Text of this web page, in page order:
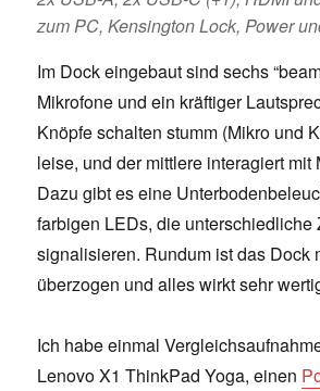
zum PC, Kensington Lock, Power
Im Dock eingebaut sind sechs
Mikrofone und ein kräftiger
Knöpfe schalten stumm (Mikro und
leise, und der mittlere interagiert mit
Dazu gibt es eine
farbigen LEDs, die unterschiedliche
signalisieren. Rundum ist das Dock
überzogen und alles wirkt sehr
Ich habe einmal
Lenovo X1 ThinkPad Yoga, einen